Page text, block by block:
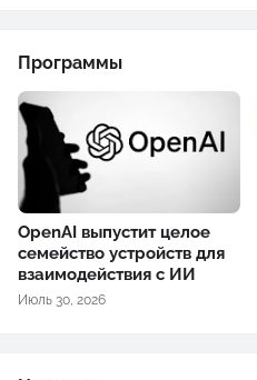
Программы
OpenAI выпустит целое
семейство устройств для
взаимодействия с ИИ
Июль 30, 2026